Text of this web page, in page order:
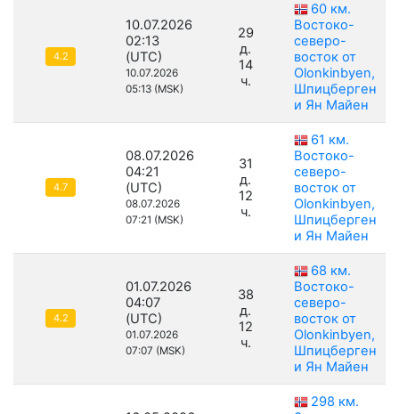
4.2
10.07.2026
02:13
(UTC)
10.07.2026
05:13 (MSK)
29
д.
14
ч.
60 км.
Востоко-
северо-
восток от
Olonkinbyen,
Шпицберген
и Ян Майен
4.7
08.07.2026
04:21
(UTC)
08.07.2026
07:21 (MSK)
31
д.
12
ч.
61 км.
Востоко-
северо-
восток от
Olonkinbyen,
Шпицберген
и Ян Майен
4.2
01.07.2026
04:07
(UTC)
01.07.2026
07:07 (MSK)
38
д.
12
ч.
68 км.
Востоко-
северо-
восток от
Olonkinbyen,
Шпицберген
и Ян Майен
298 км.